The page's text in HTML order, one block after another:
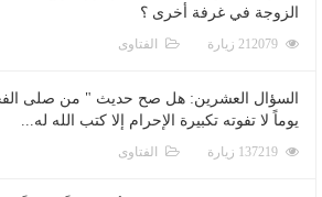
الزوجة في غرفة أخرى ؟
الفتاوى
السؤال العشرين: هل صح حديث " من صلى
يوماً لا تفوته تكبيرة الإحرام إلا كتب الله له...
الفتاوى